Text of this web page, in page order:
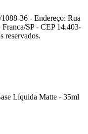
36 - Endereço: Rua
SP - CEP 14.403-
reservados.
Líquida Matte - 35ml